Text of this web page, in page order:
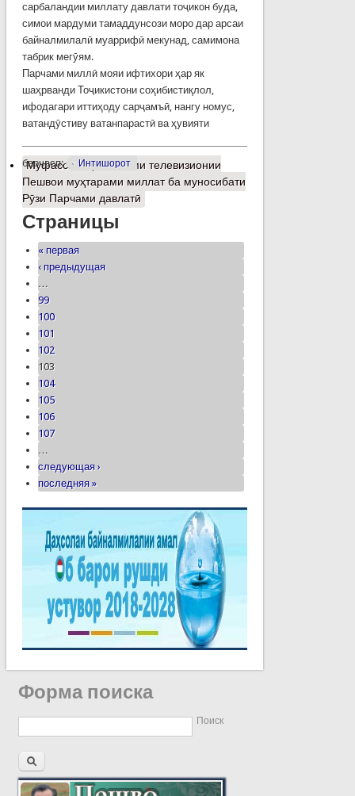
сарбаландии миллату давлати тоҷикон буда,
симои мардуми тамаддунсози моро дар арсаи
байналмилалӣ муаррифӣ мекунад, самимона
табрик мегӯям.
Парчами миллӣ мояи ифтихори ҳар як
шаҳрванди Тоҷикистони соҳибистиқлол,
ифодагари иттиҳоду сарҷамъӣ, нангу номус,
ватандӯстиву ватанпарастӣ ва ҳувияти
барчасп: Интишорот
Муфассалтаро Паёми телевизионии
Пешвои муҳтарами миллат ба муносибати
Рӯзи Парчами давлатӣ
Страницы
« первая
‹ предыдущая
…
99
100
101
102
103
104
105
106
107
…
следующая ›
последняя »
Форма поиска
Поиск